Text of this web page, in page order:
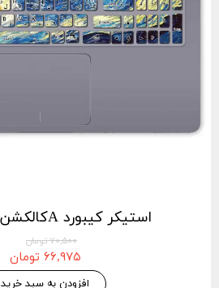
استيكر كيبورد Aکالکشن کد kca17
۷۰,۵۰۰ تومان
۶۶,۹۷۵ تومان
افزودن به سبد خرید